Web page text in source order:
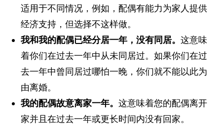
适用于不同情况，例如，配偶有能力为家人提供
经济支持，但选择不这样做。
我和我的配偶已经分居一年，没有同居。 这意味
着你们在过去一年中从未同居过。如果你们在过
去一年中曾同居过哪怕一晚，你们就不能以此为
由离婚。
我的配偶故意离家一年。 这意味着您的配偶离开
家并且在过去一年或更长时间内没有回家。